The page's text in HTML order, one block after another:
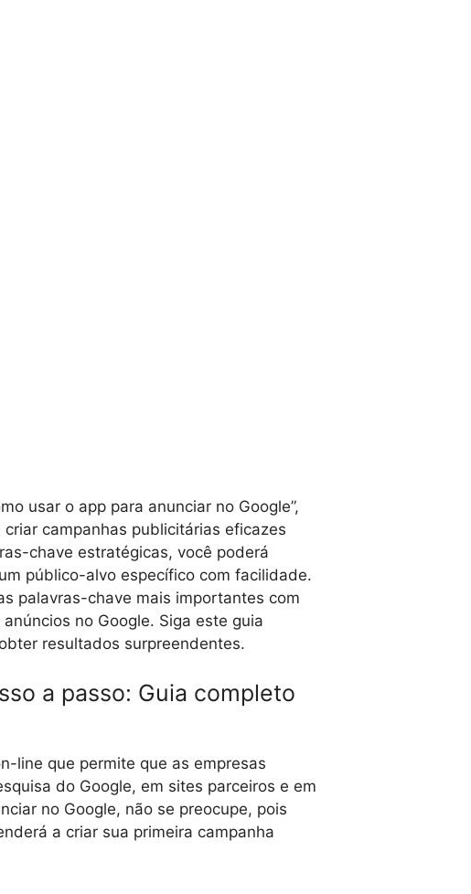
usar o app para anunciar no Google”,
campanhas publicitárias eficazes
chave estratégicas, você poderá
público-alvo específico com facilidade.
palavras-chave mais importantes com
no Google. Siga este guia
resultados surpreendentes.
a passo: Guia completo
line que permite que as empresas
do Google, em sites parceiros e em
no Google, não se preocupe, pois
a criar sua primeira campanha